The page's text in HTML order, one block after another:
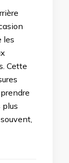
les
Cette
plus